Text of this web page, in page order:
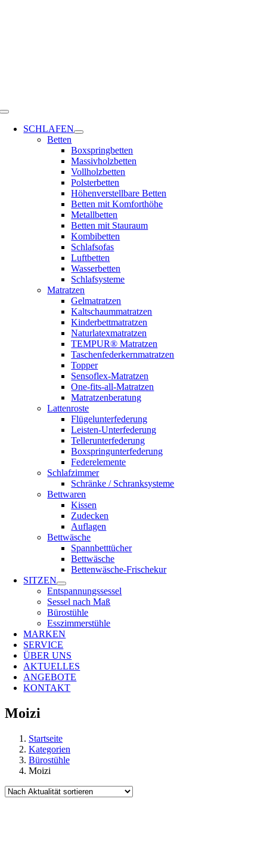
Toggle
NavigationSCHLAFEN
Betten
Boxspringbetten
Massivholzbetten
Vollholzbetten
Polsterbetten
Höhenverstellbare Betten
Betten mit Komforthöhe
Metallbetten
Betten mit Stauraum
Kombibetten
Schlafsofas
Luftbetten
Wasserbetten
Schlafsysteme
Matratzen
Gelmatratzen
Kaltschaummatratzen
Kinderbettmatratzen
Naturlatexmatratzen
TEMPUR® Matratzen
Taschenfederkernmatratzen
Topper
Sensoflex-Matratzen
One-fits-all-Matratzen
Matratzenberatung
Lattenroste
Flügelunterfederung
Leisten-Unterfederung
Tellerunterfederung
Boxspringunterfederung
Federelemente
Schlafzimmer
Schränke / Schranksysteme
Bettwaren
Kissen
Zudecken
Auflagen
Bettwäsche
Spannbetttücher
Bettwäsche
Bettenwäsche-Frischekur
SITZEN
Entspannungssessel
Sessel nach Maß
Bürostühle
Esszimmerstühle
MARKEN
SERVICE
ÜBER UNS
AKTUELLES
ANGEBOTE
KONTAKT
Moizi
Startseite
Kategorien
Bürostühle
Moizi